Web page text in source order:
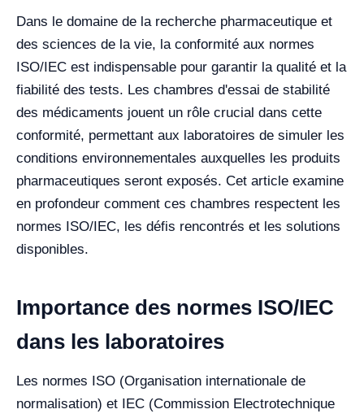
Dans le domaine de la recherche pharmaceutique et
des sciences de la vie, la conformité aux normes
ISO/IEC est indispensable pour garantir la qualité et la
fiabilité des tests. Les chambres d'essai de stabilité
des médicaments jouent un rôle crucial dans cette
conformité, permettant aux laboratoires de simuler les
conditions environnementales auxquelles les produits
pharmaceutiques seront exposés. Cet article examine
en profondeur comment ces chambres respectent les
normes ISO/IEC, les défis rencontrés et les solutions
disponibles.
Importance des normes ISO/IEC
dans les laboratoires
Les normes ISO (Organisation internationale de
normalisation) et IEC (Commission Electrotechnique